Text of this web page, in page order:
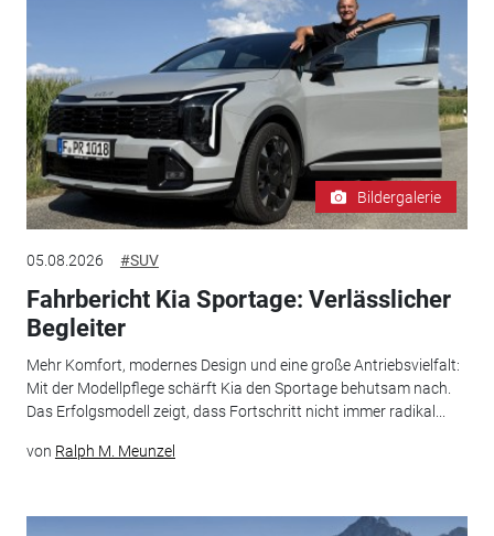
Bildergalerie
05.08.2026 #SUV
Fahrbericht Kia Sportage: Verlässlicher
Begleiter
Mehr Komfort, modernes Design und eine große Antriebsvielfalt:
Mit der Modellpflege schärft Kia den Sportage behutsam nach.
Das Erfolgsmodell zeigt, dass Fortschritt nicht immer radikal...
von Ralph M. Meunzel